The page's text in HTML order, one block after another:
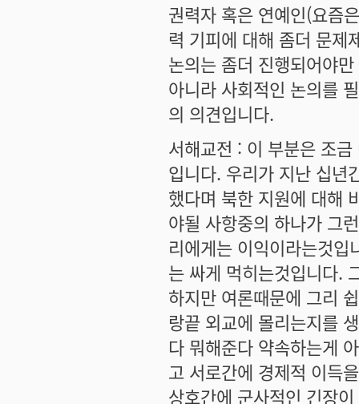
권력자 혹은 연예인(요즘
력 기피에 대해 좀더 문제
논의는 좀더 진행되어야
아니라 사회적인 논의를
의 의견입니다.
서해교전 : 이 부분은 조
입니다. 우리가 지난 십년
했다며 북한 지원에 대해
야될 사항중의 하나가 그
리에게는 이익이라는것
는 싸게 먹히는것입니다.
하지만 여론때문에 그리
랑끝 외교에 몰리는지를
다 뭐해준다 약속하는게
고 서로간에 경제적 이득
상호간에 군사적인 긴장